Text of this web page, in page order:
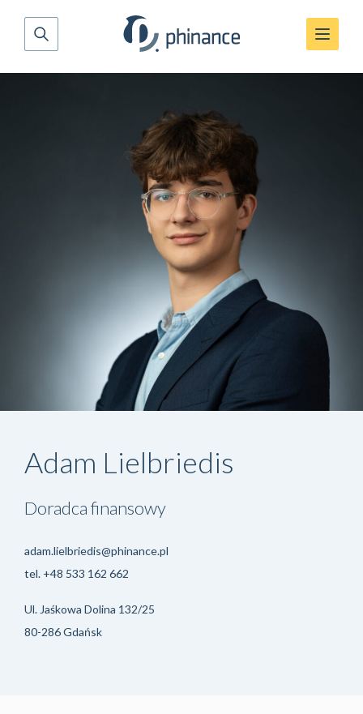
Adam Lielbriedis
Doradca finansowy
adam.lielbriedis@phinance.pl
tel. +48 533 162 662
Ul. Jaśkowa Dolina 132/25
80-286 Gdańsk